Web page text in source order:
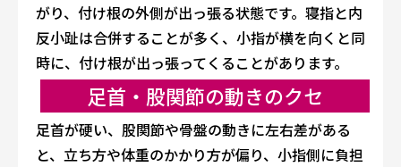
がり、付け根の外側が出っ張る状態です。寝指と内
反小趾は合併することが多く、小指が横を向くと同
時に、付け根が出っ張ってくることがあります。
足首・股関節の動きのクセ
足首が硬い、股関節や骨盤の動きに左右差がある
と、立ち方や体重のかかり方が偏り、小指側に負担